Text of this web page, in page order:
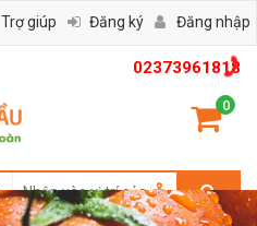
02373961818
0
Trợ giúp Đăng ký Đăng nhập